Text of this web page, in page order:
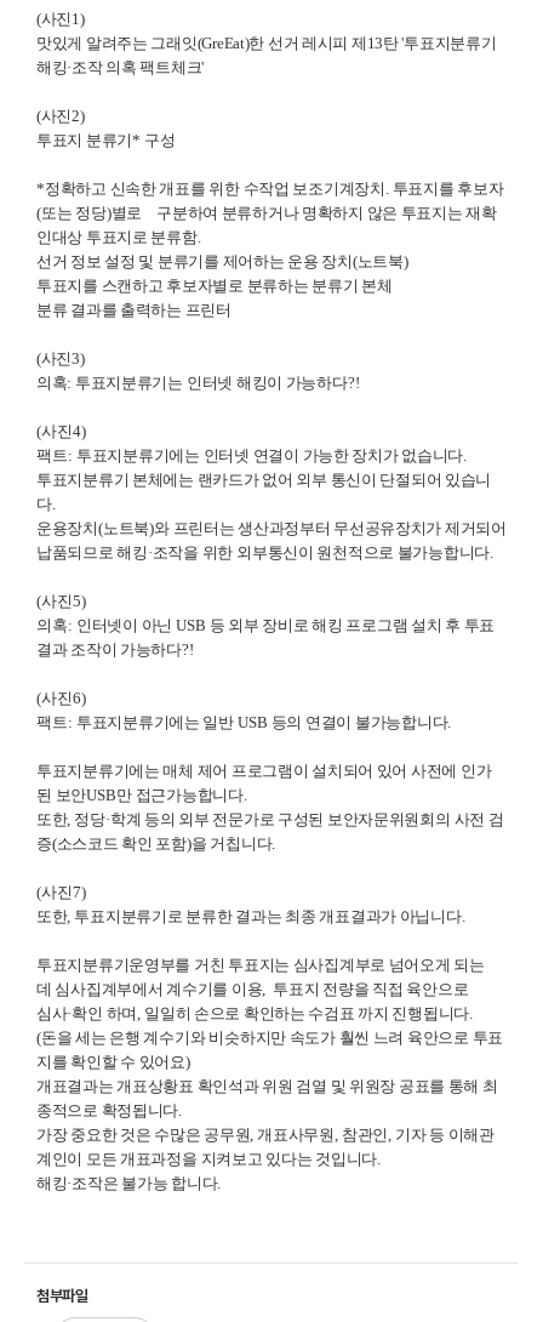
(사진1)
맛있게 알려주는 그래잇(GreEat)한 선거 레시피 제13탄 '투표지분류기
해킹·조작 의혹 팩트체크'
(사진2)
투표지 분류기* 구성
*정확하고 신속한 개표를 위한 수작업 보조기계장치 . 투표지를 후보자
(또는 정당)별로
구분하여 분류하거나 명확하지 않은 투표지는 재확
인대상 투표지로 분류함.
선거 정보 설정 및 분류기를 제어하는 운용 장치(노트북)
투표지를 스캔하고 후보자별로 분류하는 분류기 본체
분류 결과를 출력하는 프린터
(사진3)
의혹: 투표지분류기는 인터넷 해킹이 가능하다?!
(사진4)
팩트: 투표지분류기에는 인터넷 연결이 가능한 장치가 없습니다.
투표지분류기 본체에는 랜카드가 없어 외부 통신이 단절되어 있습니
다.
운용장치(노트북)와 프린터는 생산과정부터 무선공유장치가 제거되어
납품되므로 해킹 ·조작을 위한 외부통신이 원천적으로 불가능합니다.
(사진5)
의혹: 인터넷이 아닌 USB 등 외부 장비로 해킹 프로그램 설치 후 투표
결과 조작이 가능하다?!
(사진6)
팩트: 투표지분류기에는 일반 USB 등의 연결이 불가능합니다.
투표지분류기에는 매체 제어 프로그램이 설치되어 있어 사전에 인가
된 보안USB만 접근가능합니다.
또한, 정당·학계 등의 외부 전문가로 구성된 보안자문위원회의 사전 검
증(소스코드 확인 포함)을 거칩니다.
(사진7)
또한, 투표지분류기로 분류한 결과는 최종 개표결과가 아닙니다.
투표지분류기운영부를 거친 투표지는 심사집계부로 넘어오게 되는
데 심사집계부에서 계수기를 이용, 투표지 전량을 직접 육안으로
심사·확인 하며, 일일히 손으로 확인하는 수검표 까지 진행됩니다.
(돈을 세는 은행 계수기와 비슷하지만 속도가 훨씬 느려 육안으로 투표
지를 확인할 수 있어요)
개표결과는 개표상황표 확인석과 위원 검열 및 위원장 공표를 통해 최
종적으로 확정됩니다.
가장 중요한 것은 수많은 공무원,개표사무원, 참관인, 기자 등 이해관
계인이 모든 개표과정을 지켜보고 있다는 것입니다.
해킹·조작은 불가능 합니다.
첨부파일